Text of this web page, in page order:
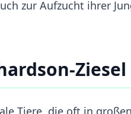
zur Aufzucht ihrer
Ziesel
Tiere, die oft in